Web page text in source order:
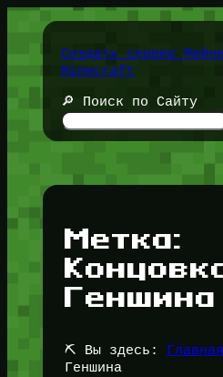
Перейти
содержимомуСоздать сервер
Minecraft
🔎 Поиск по Сайту
Метка:
Геншина
⛏️ Вы здесь: Главная
Геншина